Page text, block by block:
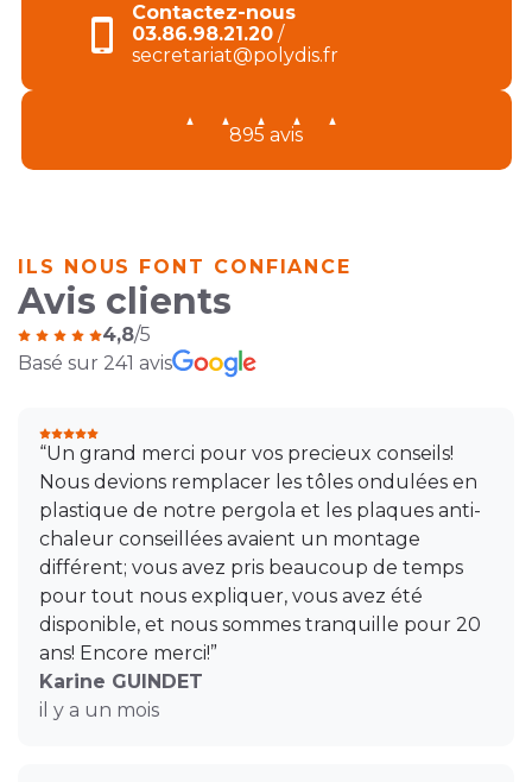
Contactez-nous
03.86.98.21.20 /
secretariat@polydis.fr
895 avis
ILS NOUS FONT CONFIANCE
Avis clients
4,8/5
Basé sur 241 avis
“Un grand merci pour vos precieux conseils!
Nous devions remplacer les tôles ondulées en
plastique de notre pergola et les plaques anti-
chaleur conseillées avaient un montage
différent; vous avez pris beaucoup de temps
pour tout nous expliquer, vous avez été
disponible, et nous sommes tranquille pour 20
ans! Encore merci!”
Karine GUINDET
il y a un mois